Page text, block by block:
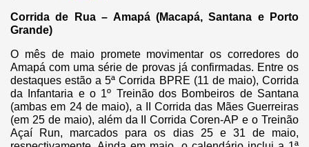
Corrida de Rua – Amapá (Macapá, Santana e Porto
Grande)
O mês de maio promete movimentar os corredores do
Amapá com uma série de provas já confirmadas. Entre os
destaques estão a 5ª Corrida BPRE (11 de maio), Corrida
da Infantaria e o 1º Treinão dos Bombeiros de Santana
(ambas em 24 de maio), a II Corrida das Mães Guerreiras
(em 25 de maio), além da II Corrida Coren-AP e o Treinão
Açaí Run, marcados para os dias 25 e 31 de maio,